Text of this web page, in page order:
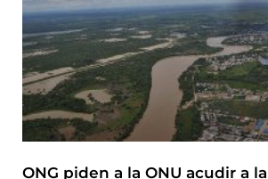
ONG piden a la ONU acudir a